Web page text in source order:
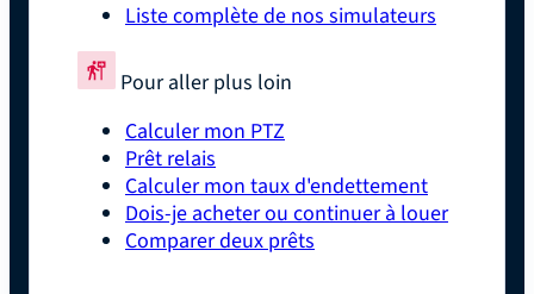
Liste complète de nos simulateurs
Pour aller plus loin
Calculer mon PTZ
Prêt relais
Calculer mon taux d'endettement
Dois-je acheter ou continuer à louer
Comparer deux prêts